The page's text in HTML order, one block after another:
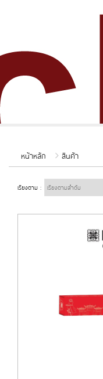
หน้าหลัก สินค้า
เรียงตาม :